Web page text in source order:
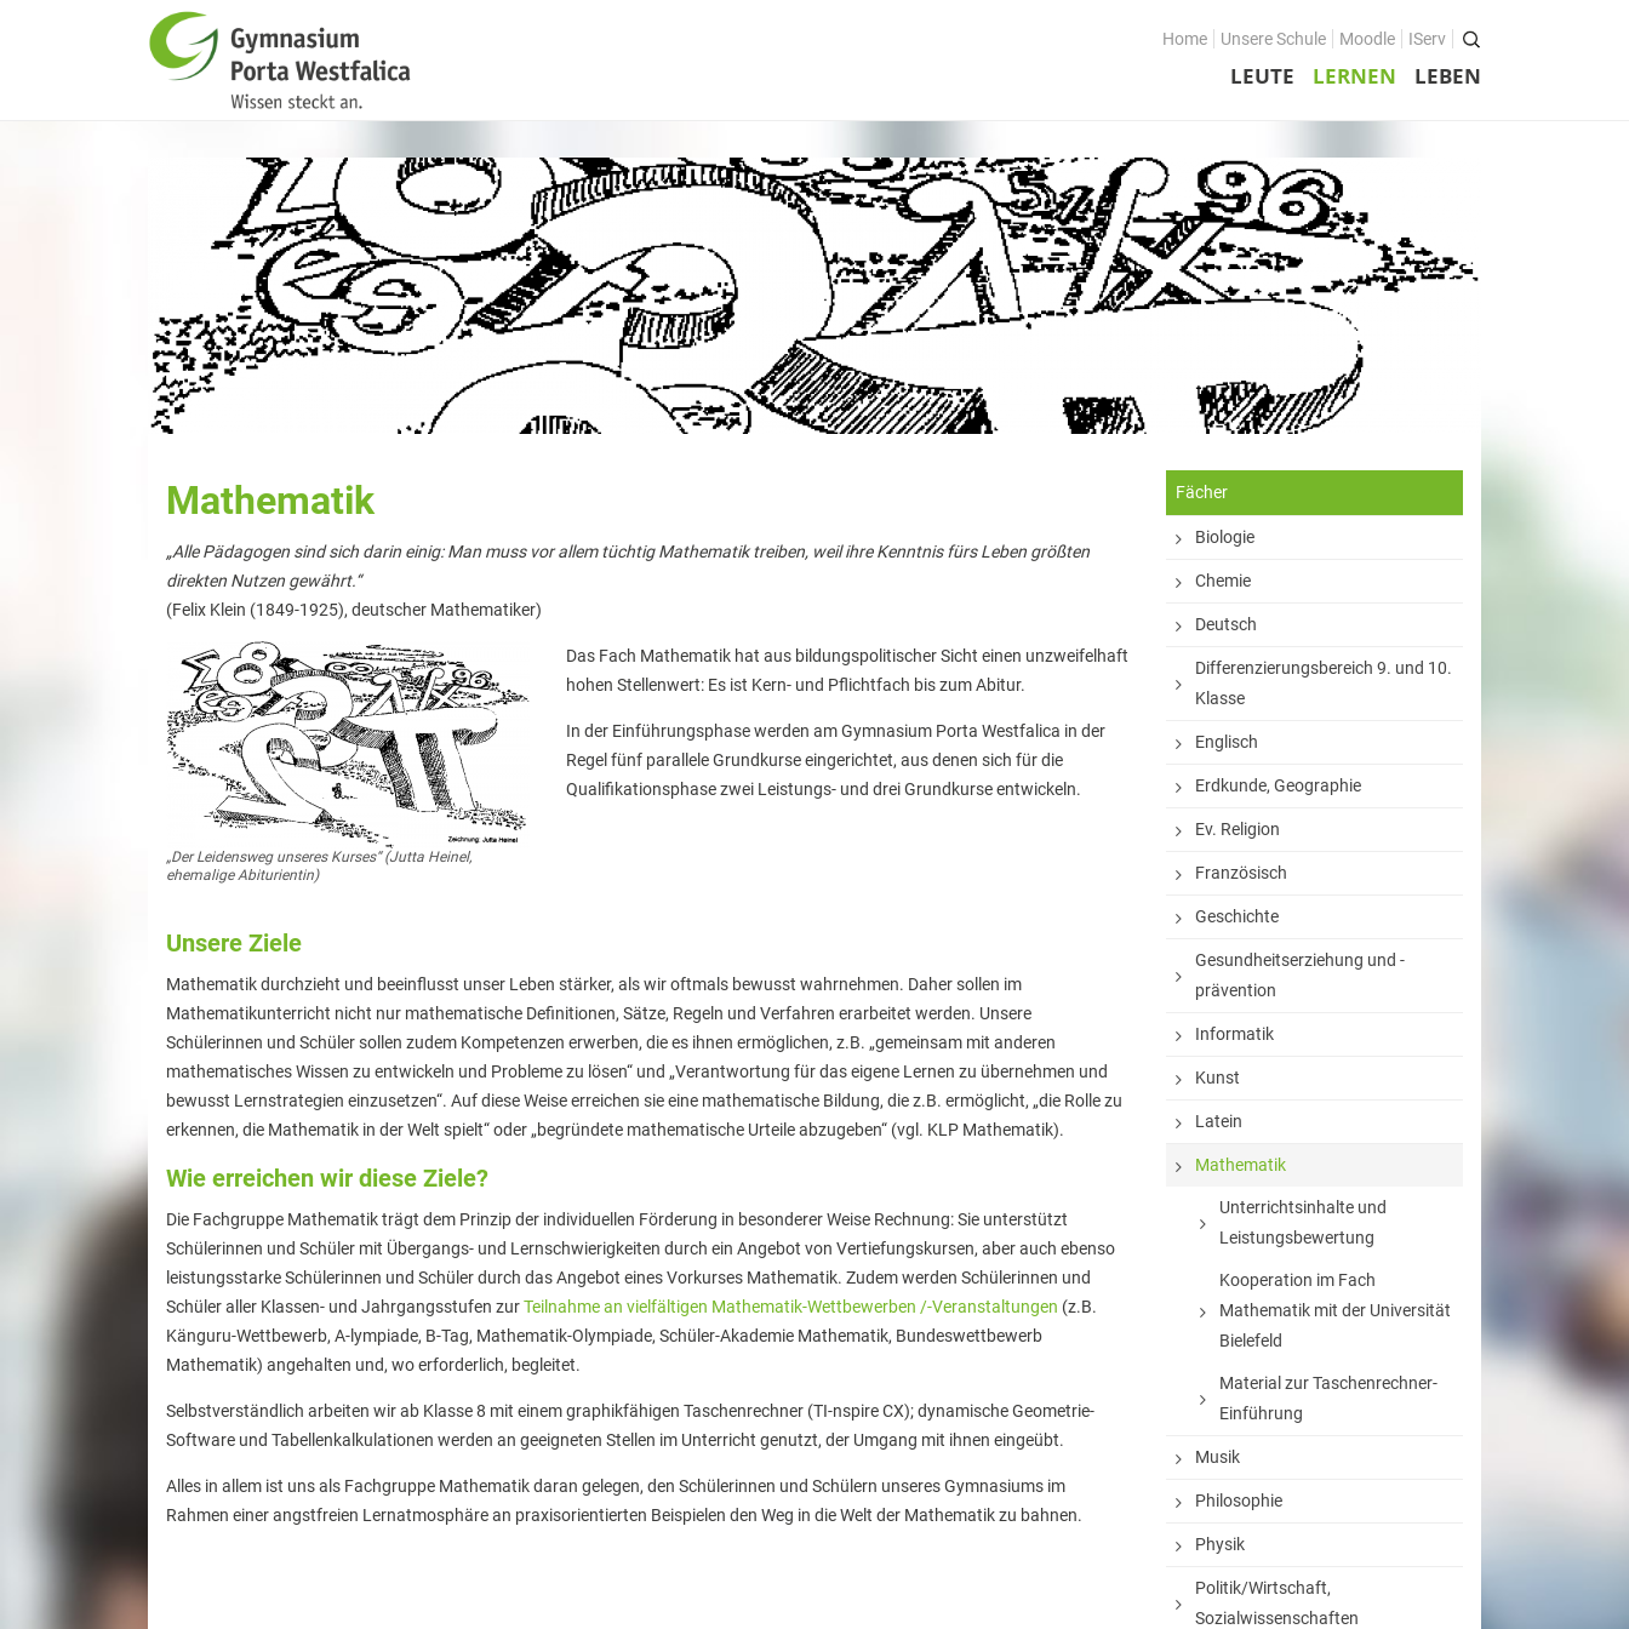
Home Unsere Schule Moodle IServ
LEUTE LERNEN LEBEN
Mathematik
„Alle Pädagogen sind sich darin einig: Man muss vor allem tüchtig Mathematik treiben, weil ihre Kenntnis fürs Leben größten
direkten Nutzen gewährt.“
(Felix Klein (1849-1925), deutscher Mathematiker)
„Der Leidensweg unseres Kurses“ (Jutta Heinel,
ehemalige Abiturientin)
Das Fach Mathematik hat aus bildungspolitischer Sicht einen unzweifelhaft
hohen Stellen­wert: Es ist Kern- und Pflichtfach bis zum Abitur.
In der Einführungsphase werden am Gymnasium Porta Westfalica in der
Regel fünf parallele Grundkurse eingerichtet, aus denen sich für die
Qualifikationsphase zwei Leistungs- und drei Grundkurse entwickeln.
Unsere Ziele
Mathematik durchzieht und beeinflusst unser Leben stärker, als wir oftmals bewusst wahrnehmen. Daher sollen im
Mathematikunterricht nicht nur mathematische Definitionen, Sätze, Regeln und Verfahren erarbeitet werden. Unsere
Schülerinnen und Schüler sollen zudem Kompetenzen erwerben, die es ihnen ermöglichen, z.B. „gemeinsam mit anderen
mathematisches Wissen zu entwickeln und Probleme zu lösen“ und „Verantwortung für das eigene Lernen zu übernehmen und
bewusst Lernstrategien einzusetzen“. Auf diese Weise erreichen sie eine mathematische Bildung, die z.B. ermöglicht, „die Rolle zu
erkennen, die Ma­thematik in der Welt spielt“ oder „begründete mathematische Urteile abzugeben“ (vgl. KLP Mathematik).
Wie erreichen wir diese Ziele?
Die Fachgruppe Mathematik trägt dem Prinzip der individuellen Förderung in besonderer Weise Rechnung: Sie unterstützt
Schülerinnen und Schüler mit Übergangs- und Lernschwierigkeiten durch ein Angebot von Vertiefungskursen, aber auch ebenso
leistungsstarke Schülerinnen und Schüler durch das Angebot eines Vorkurses Mathematik. Zudem werden Schülerinnen und
Schüler aller Klassen- und Jahrgangsstufen zurTeilnahme an vielfältigen Mathematik-Wettbewerben /-Veranstaltungen (z.B.
Känguru-Wettbewerb, A-lympiade, B-Tag, Mathematik-Olympiade, Schüler-Akademie Mathematik, Bundeswettbewerb
Mathematik) angehalten und, wo erforderlich, begleitet.
Selbstverständlich arbeiten wir ab Klasse 8 mit einem graphikfähigen Taschenrechner (TI-nspire CX); dynamische Geometrie-
Software und Tabellenkalkulationen werden an geeigneten Stellen im Unterricht genutzt, der Umgang mit ihnen eingeübt.
Alles in allem ist uns als Fachgruppe Mathematik daran gelegen, den Schülerinnen und Schülern unseres Gymnasiums im
Rahmen einer angstfreien Lernatmosphäre an praxisorientierten Beispielen den Weg in die Welt der Mathematik zu bahnen.
Fächer
Biologie
Chemie
Deutsch
Differenzierungsbereich 9. und 10.
Klasse
Englisch
Erdkunde, Geographie
Ev. Religion
Französisch
Geschichte
Gesundheitserziehung und -
prävention
Informatik
Kunst
Latein
Mathematik
Unterrichtsinhalte und
Leistungsbewertung
Kooperation im Fach
Mathematik mit der Universität
Bielefeld
Material zur Taschenrechner-
Einführung
Musik
Philosophie
Physik
Politik/Wirtschaft,
Sozialwissenschaften